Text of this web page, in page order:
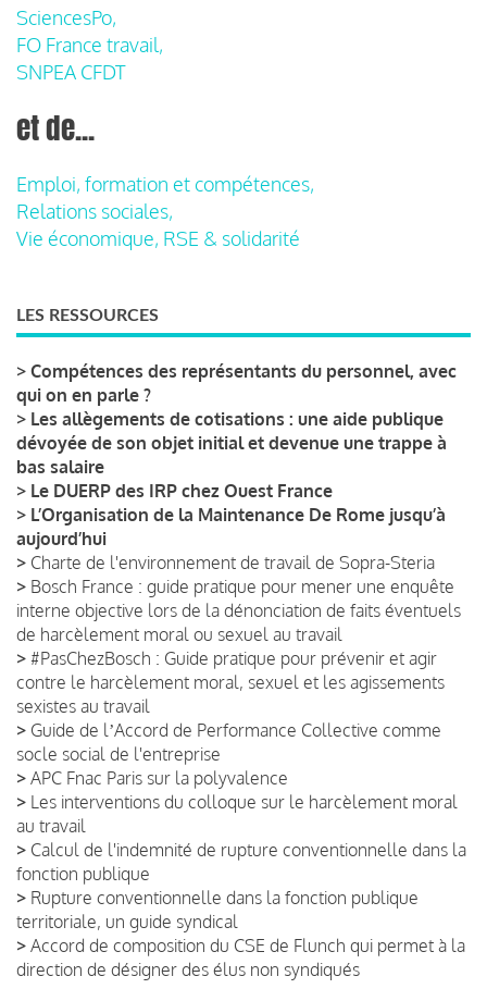
SciencesPo,
FO France travail,
SNPEA CFDT
et de...
Emploi, formation et compétences,
Relations sociales,
Vie économique, RSE & solidarité
LES RESSOURCES
> Compétences des représentants du personnel, avec
qui on en parle ?
> Les allègements de cotisations : une aide publique
dévoyée de son objet initial et devenue une trappe à
bas salaire
> Le DUERP des IRP chez Ouest France
> L’Organisation de la Maintenance De Rome jusqu’à
aujourd’hui
> Charte de l'environnement de travail de Sopra-Steria
> Bosch France : guide pratique pour mener une enquête
interne objective lors de la dénonciation de faits éventuels
de harcèlement moral ou sexuel au travail
> #PasChezBosch : Guide pratique pour prévenir et agir
contre le harcèlement moral, sexuel et les agissements
sexistes au travail
> Guide de lʼAccord de Performance Collective comme
socle social de l'entreprise
> APC Fnac Paris sur la polyvalence
> Les interventions du colloque sur le harcèlement moral
au travail
> Calcul de l'indemnité de rupture conventionnelle dans la
fonction publique
> Rupture conventionnelle dans la fonction publique
territoriale, un guide syndical
> Accord de composition du CSE de Flunch qui permet à la
direction de désigner des élus non syndiqués